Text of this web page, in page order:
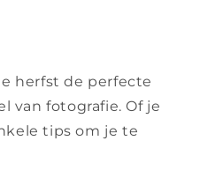
herfst de perfecte
van fotografie. Of je
tips om je te